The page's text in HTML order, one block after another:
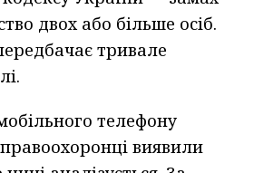
двох або більше осіб.
тривале
телефону
виявили